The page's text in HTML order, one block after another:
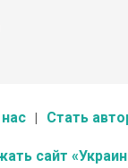
Стать
сайт